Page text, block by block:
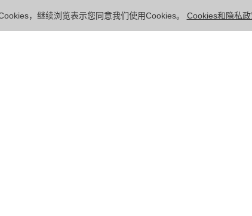
，继续浏览表示您同意我们使用Cookies。 Cookies和隐私